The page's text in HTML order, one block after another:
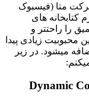
متا (فیسبوک
پلتفرم کتابخانه های
را راحتتر و
زیادی پیدا
میشود. در زیر
Dynamic